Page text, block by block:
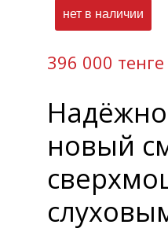
нет в наличии
396 000 тенге
новый